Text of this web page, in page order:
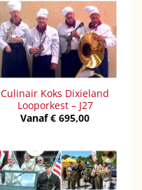
Culinair Koks Dixieland
Looporkest – J27
Vanaf€ 695,00